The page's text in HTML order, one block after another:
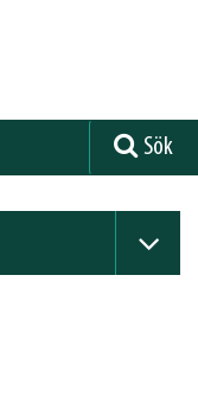
Sök